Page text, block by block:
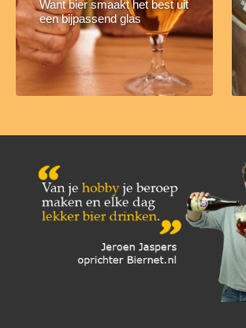
Want bier smaakt het best uit
een bijpassend glas